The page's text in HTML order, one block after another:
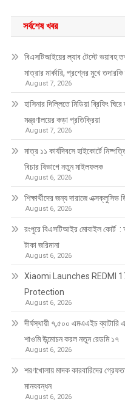
সর্বশেষ খবর
বিএসটিআইয়ের ল্যাব টেস্টে ভয়াবহ
মাত্রার মার্কারি, প্রশ্নের মুখে
August 7, 2026
হাসিনার দিল্লিতে মিডিয়া ব্রিফিং
মন্ত্রণালয়ের কড়া প্রতিক্রিয়া
August 7, 2026
মাত্র ১১ কার্যদিবসে হাইকোর্টে
বিচার বিভাগে নতুন মাইলফলক
August 6, 2026
শিক্ষার্থীদের জন্য দারাজে
August 6, 2026
রংপুরে বিএসটিআইর মোবাইল কোর্ট :
টাকা জরিমানা
August 6, 2026
Xiaomi Launches REDMI
Protection
August 6, 2026
দীর্ঘস্থায়ী ৭,৫০০ এমএএইচ ব্যাটারি
শাওমি উন্মোচন করল নতুন রেডমি ১৭
August 6, 2026
শরণখোলায় মাদক কারবারিদের
মানববন্ধন
August 6, 2026